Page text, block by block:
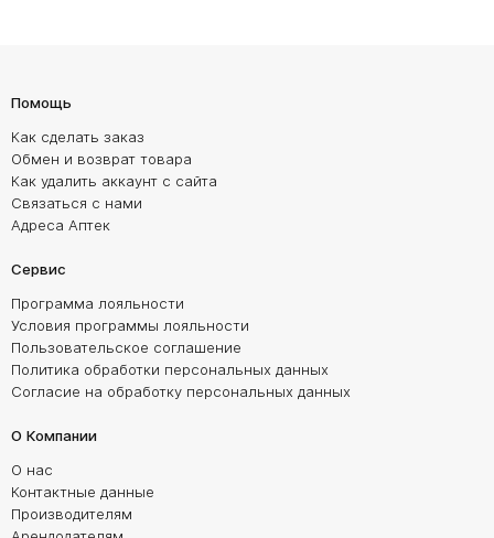
Помощь
Как сделать заказ
Обмен и возврат товара
Как удалить аккаунт с сайта
Связаться с нами
Адреса Аптек
Сервис
Программа лояльности
Условия программы лояльности
Пользовательское соглашение
Политика обработки персональных данных
Согласие на обработку персональных данных
О Компании
О нас
Контактные данные
Производителям